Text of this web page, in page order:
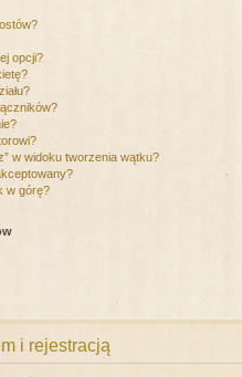
opcji?
w widoku tworzenia wątku?
w górę?
i rejestracją